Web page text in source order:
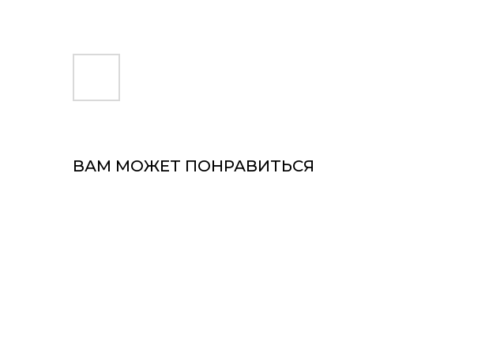
ВАМ МОЖЕТ ПОНРАВИТЬСЯ